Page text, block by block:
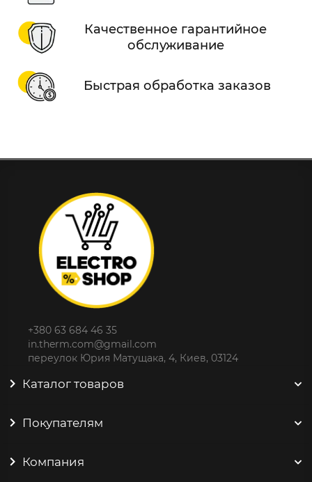
Качественное гарантийное
обслуживание
Быстрая обработка заказов
+380 63 684 46 35
in.therm.com@gmail.com
переулок Юрия Матущака, 4, Киев, 03124
Каталог товаров
Покупателям
Компания